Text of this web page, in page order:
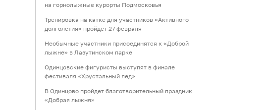
на горнолыжные курорты Подмосковья
Тренировка на катке для участников «Активного
долголетия» пройдет 27 февраля
Необычные участники присоединятся к «Доброй
лыжне» в Лазутинском парке
Одинцовские фигуристы выступят в финале
фестиваля «Хрустальный лед»
В Одинцово пройдет благотворительный праздник
«Добрая лыжня»